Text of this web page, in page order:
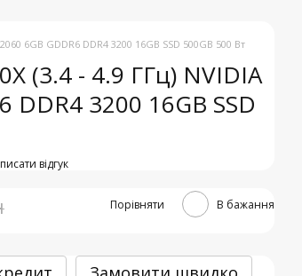
6GB GDDR6 DDR4 3200 16GB SSD 500GB 500 Вт
(3.4 - 4.9 ГГц) NVIDIA
DDR4 3200 16GB SSD
відгук
Порівняти В бажання